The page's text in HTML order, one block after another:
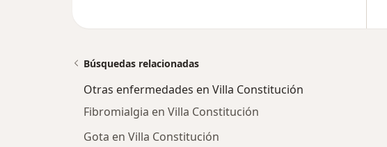
Búsquedas relacionadas
Otras enfermedades en Villa Constitución
Fibromialgia en Villa Constitución
Gota en Villa Constitución